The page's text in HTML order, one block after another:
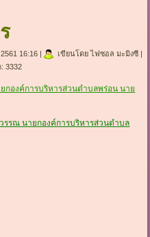
16:16| เขียนโดย ไฟซอล มะมิงซี|
: 3332
กองค์การบริหารส่วนตำบลพร่อน นาย
รรณ นายกองค์การบริหารส่วนตำบล